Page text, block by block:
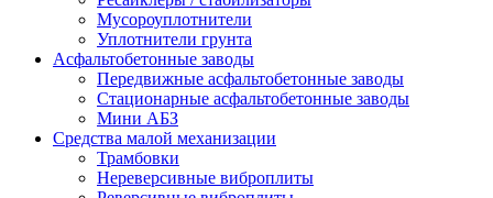
Мусороуплотнители
Уплотнители грунта
Асфальтобетонные заводы
Передвижные асфальтобетонные заводы
Стационарные асфальтобетонные заводы
Мини АБЗ
Средства малой механизации
Трамбовки
Нереверсивные виброплиты